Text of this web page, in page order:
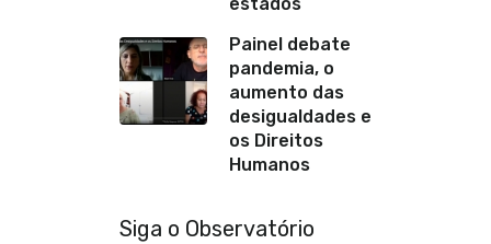
Painel debate
pandemia, o
aumento das
desigualdades e
os Direitos
Humanos
Siga o Observatório